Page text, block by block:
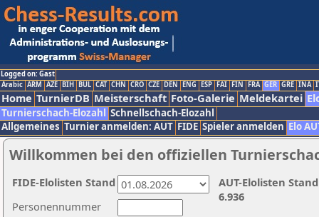
Logged on: Gast
Arabic ARM AZE BIH BUL CAT CHN CRO CZE DEN ENG ESP FAI FIN FRA GER GRE INA
Home TurnierDB Meisterschaft Foto-Galerie Meldekartei
Turnierschach-Elozahl Schnellschach-Elozahl
Allgemeines Turnier anmelden: AUT FIDE Spieler anmelden Elo
Willkommen bei den offiziellen
Personennummer
AUT-Elolisten
6.936
FIDE-Elolisten Stand